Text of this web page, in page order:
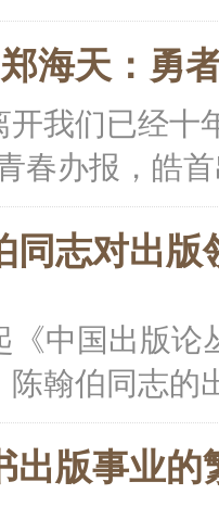
海天：勇
开我们已经十
春办报，皓
同志对出
《中国出版
翰伯同志的
出版事业